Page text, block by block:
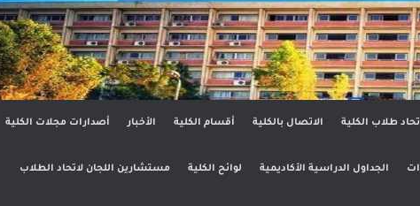
طلاب الكلية الاتصال بالكلية أقسام الكلية الأخبار أصدارات مجلات الكلية
الجداول الدراسية الأكاديمية لوائح الكلية مستشارين اللجان لاتحاد الطلاب